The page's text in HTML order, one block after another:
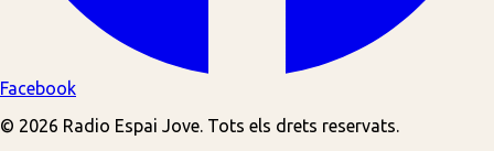
Facebook
© 2026 Radio Espai Jove. Tots els drets reservats.